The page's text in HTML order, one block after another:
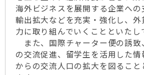
海外ビジネスを展開する企業への
輸出拡大などを充実・強化し、外
力に取り組んでいくことといたし
また、国際チャーター便の誘致
の交流促進、留学生を活用した
からの交流人口の拡大を図ること